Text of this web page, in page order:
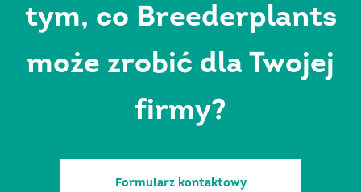
tym, co Breederplants
może zrobić dla Twojej
firmy?
Formularz kontaktowy